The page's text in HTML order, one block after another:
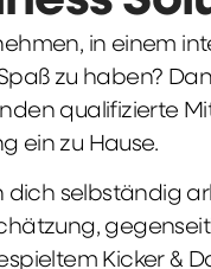
in einem
zu haben?
qualifizierte
ein zu Hause.
selbständig
Kicker &